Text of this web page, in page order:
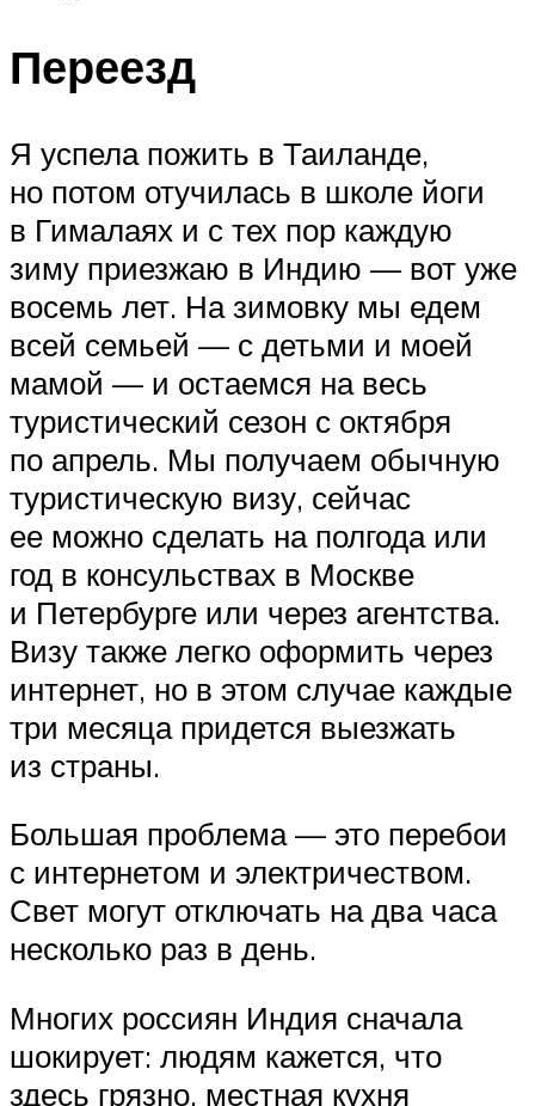
Переезд
Я успела пожить в Таиланде,
но потом отучилась в школе йоги
в Гималаях и с тех пор каждую
зиму приезжаю в Индию — вот уже
восемь лет. На зимовку мы едем
всей семьей — с детьми и моей
мамой — и остаемся на весь
туристический сезон с октября
по апрель. Мы получаем обычную
туристическую визу, сейчас
ее можно сделать на полгода или
год в консульствах в Москве
и Петербурге или через агентства.
Визу также легко оформить через
интернет, но в этом случае каждые
три месяца придется выезжать
из страны.
Большая проблема — это перебои
с интернетом и электричеством.
Свет могут отключать на два часа
несколько раз в день.
Многих россиян Индия сначала
шокирует: людям кажется, что
здесь грязно, местная кухня